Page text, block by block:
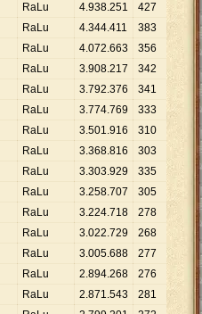
RaLu 4.938.251 427
RaLu 4.344.411 383
RaLu 4.072.663 356 11
RaLu 3.908.217 342
RaLu 3.792.376 341 11
RaLu 3.774.769 333
RaLu 3.501.916 310
RaLu 3.368.816 303
RaLu 3.303.929 335 9
RaLu 3.258.707 305 10
RaLu 3.224.718 278
RaLu 3.022.729 268 11
RaLu 3.005.688 277
RaLu 2.894.268 276
RaLu 2.871.543 281